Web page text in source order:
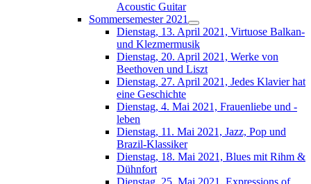
Acoustic Guitar
Sommersemester 2021
Dienstag, 13. April 2021, Virtuose Balkan-
und Klezmermusik
Dienstag, 20. April 2021, Werke von
Beethoven und Liszt
Dienstag, 27. April 2021, Jedes Klavier hat
eine Geschichte
Dienstag, 4. Mai 2021, Frauenliebe und -
leben
Dienstag, 11. Mai 2021, Jazz, Pop und
Brazil-Klassiker
Dienstag, 18. Mai 2021, Blues mit Rihm &
Dühnfort
Dienstag, 25. Mai 2021, Expressions of